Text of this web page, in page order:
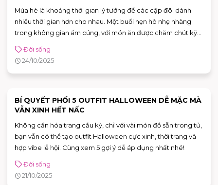
Mùa hè là khoảng thời gian lý tưởng để các cặp đôi dành
nhiều thời gian hơn cho nhau. Một buổi hẹn hò nhẹ nhàng
trong không gian ấm cúng, với món ăn được chăm chút kỹ
ngày bận rộn. Nếu bạn đang tìm kiếm một nhà hàng Sài Gòn
có không gian đẹp, món ăn tinh tế. Và đủ riêng tư để tận
Đời sống
24/10/2025
BÍ QUYẾT PHỐI 5 OUTFIT HALLOWEEN DỄ MẶC MÀ
VẪN XINH HẾT NẤC
Không cần hóa trang cầu kỳ, chỉ với vài món đồ sẵn trong tủ,
bạn vẫn có thể tạo outfit Halloween cực xinh, thời trang và
hợp vibe lễ hội. Cùng xem 5 gợi ý dễ áp dụng nhất nhé!
Đời sống
21/10/2025